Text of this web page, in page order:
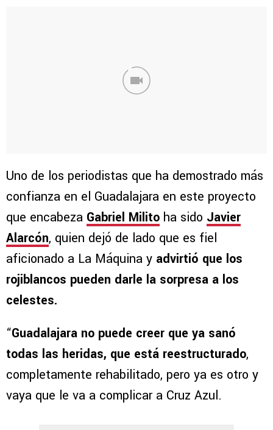
Uno de los periodistas que ha demostrado más
confianza en el Guadalajara en este proyecto
que encabeza Gabriel Milito ha sido Javier
Alarcón, quien dejó de lado que es fiel
aficionado a La Máquina y advirtió que los
rojiblancos pueden darle la sorpresa a los
celestes.
“Guadalajara no puede creer que ya sanó
todas las heridas, que está reestructurado,
completamente rehabilitado, pero ya es otro y
vaya que le va a complicar a Cruz Azul.